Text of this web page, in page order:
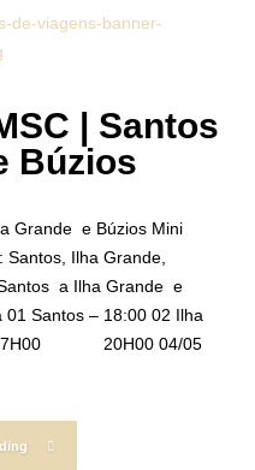
| Santos
Búzios
Grande e Búzios Mini
Ilha Grande,
a Ilha Grande e
01 Santos – 18:00 02 Ilha
07H00 20H00 04/05